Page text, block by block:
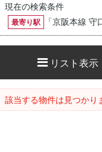
現在の検索条件
最寄り駅
「京阪本線 守
リスト表示
該当する物件は見つかり